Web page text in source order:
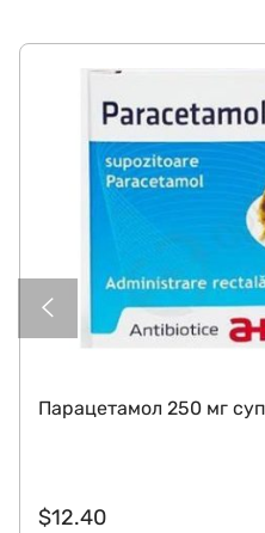
Парацетамол 250 мг
$12.40